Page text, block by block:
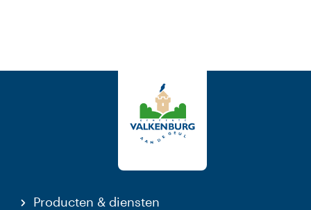
Producten & diensten